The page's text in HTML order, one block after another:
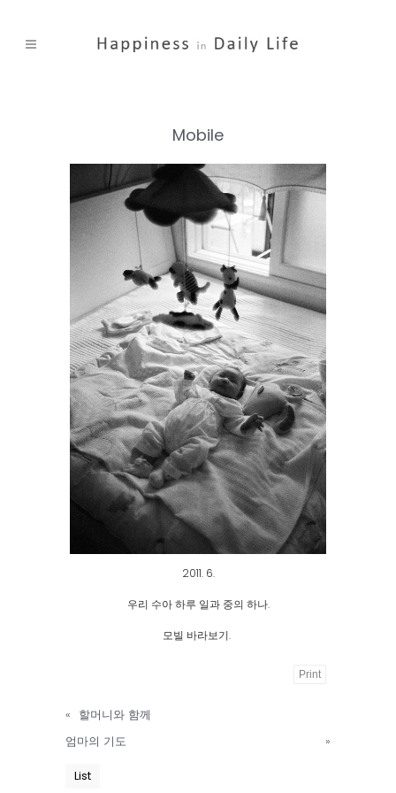
Mobile
2011. 6.
우리 수아 하루 일과 중의 하나.
모빌 바라보기.
Print
« 할머니와 함께
엄마의 기도
»
List